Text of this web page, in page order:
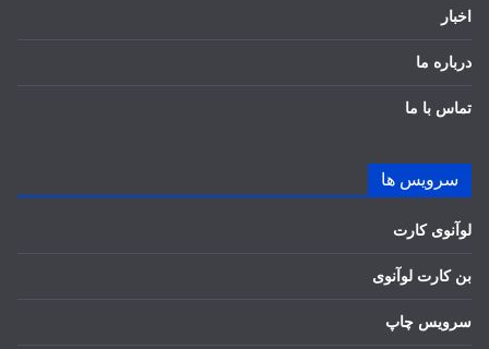
اخبار
درباره ما
تماس با ما
سرویس ها
لوآنوی کارت
بن کارت لوآنوی
سرویس چاپ